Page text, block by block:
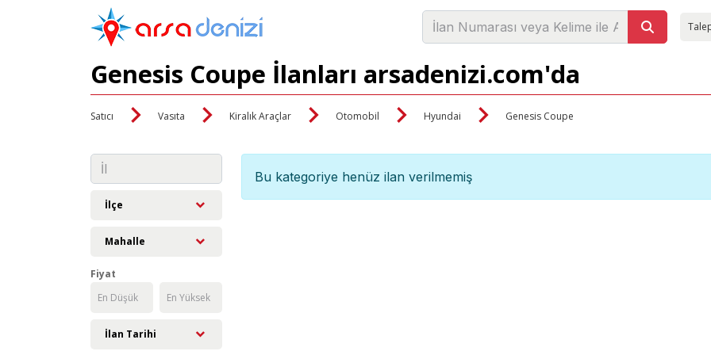
Genesis Coupe İlanları arsadenizi.com'da
Satıcı Vasıta Kiralık Araçlar Otomobil Hyundai Genesis Coupe
İlçe
Mahalle
Fiyat
İlan Tarihi
Bu kategoriye henüz ilan verilmemiş